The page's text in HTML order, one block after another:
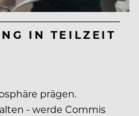
IN TEILZEIT
prägen.
- werde Commis